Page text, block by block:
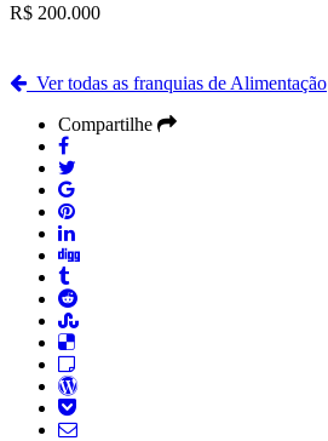
R$ 200.000
Ver todas as franquias de Alimentação
Compartilhe